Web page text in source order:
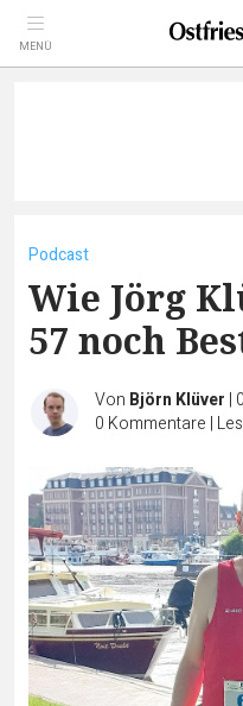
MENÜ
Podcast
Wie Jörg
57 noch
Von Björn Klüver |
0 Kommentare |